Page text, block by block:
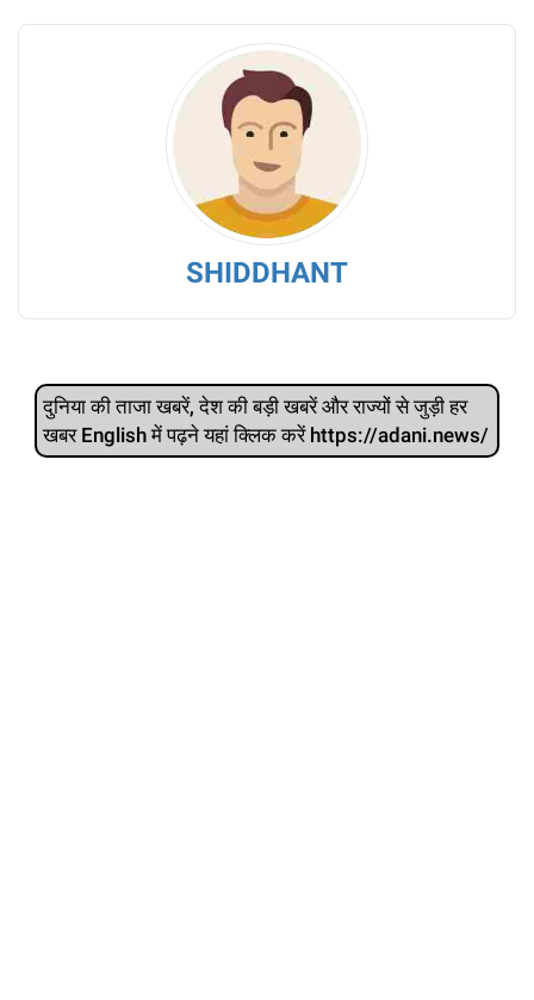
SHIDDHANT
दुनिया की ताजा खबरें, देश की बड़ी खबरें और राज्‍यों से जुड़ी हर
खबर English में पढ़ने यहां क्लिक करें https://adani.news/